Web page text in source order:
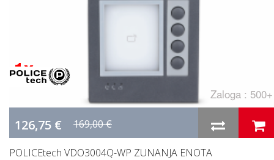
Zaloga : 500+
1 x
126,75 € 169,00 €
POLICEtech VDO3004Q-WP ZUNANJA ENOTA